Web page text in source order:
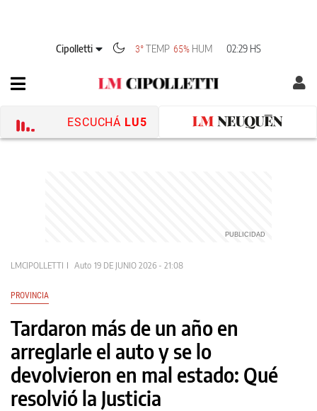
Cipolletti 3° TEMP 65% HUM 02:29 HS
ESCUCHÁ LU5
LMCIPOLLETTI Auto 19 DE JUNIO 2026 - 21:08
PROVINCIA
Tardaron más de un año en
arreglarle el auto y se lo
devolvieron en mal estado: Qué
resolvió la Justicia